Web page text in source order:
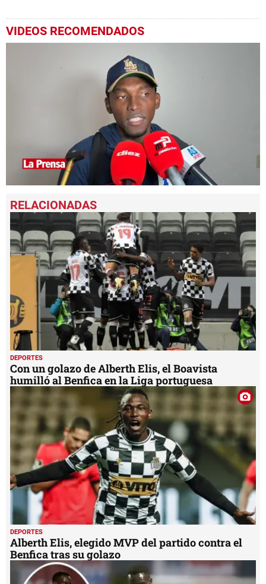
VIDEOS RECOMENDADOS
seconds
of
3
minutes,
18
seconds
DEPORTES
Con un golazo de Alberth Elis, el Boavista
humilló al Benfica en la Liga portuguesa
DEPORTES
Alberth Elis, elegido MVP del partido contra el
Benfica tras su golazo